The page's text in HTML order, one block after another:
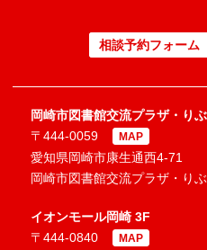
相談予約フォーム
岡崎市図書館交流プラザ・り
〒444-0059
MAP
愛知県岡崎市康生通西4-71
岡崎市図書館交流プラザ・り
イオンモール岡崎 3F
〒444-0840
MAP